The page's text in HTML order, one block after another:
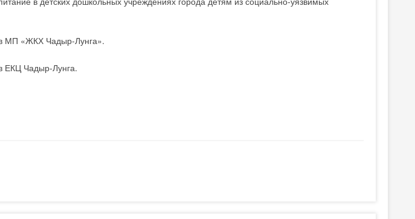
МП «ЖКХ Чадыр-Лунга».
ЕКЦ Чадыр-Лунга.